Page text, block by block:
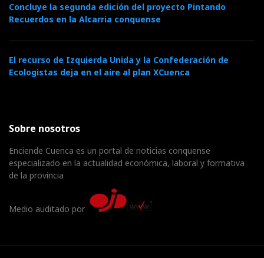
Concluye la segunda edición del proyecto Pintando
Recuerdos en la Alcarria conquense
El recurso de Izquierda Unida y la Confederación de
Ecologistas deja en el aire al plan XCuenca
Sobre nosotros
Enciende Cuenca es un portal de noticias conquense
especializado en la actualidad económica, laboral y formativa
de la provincia
Medio auditado por